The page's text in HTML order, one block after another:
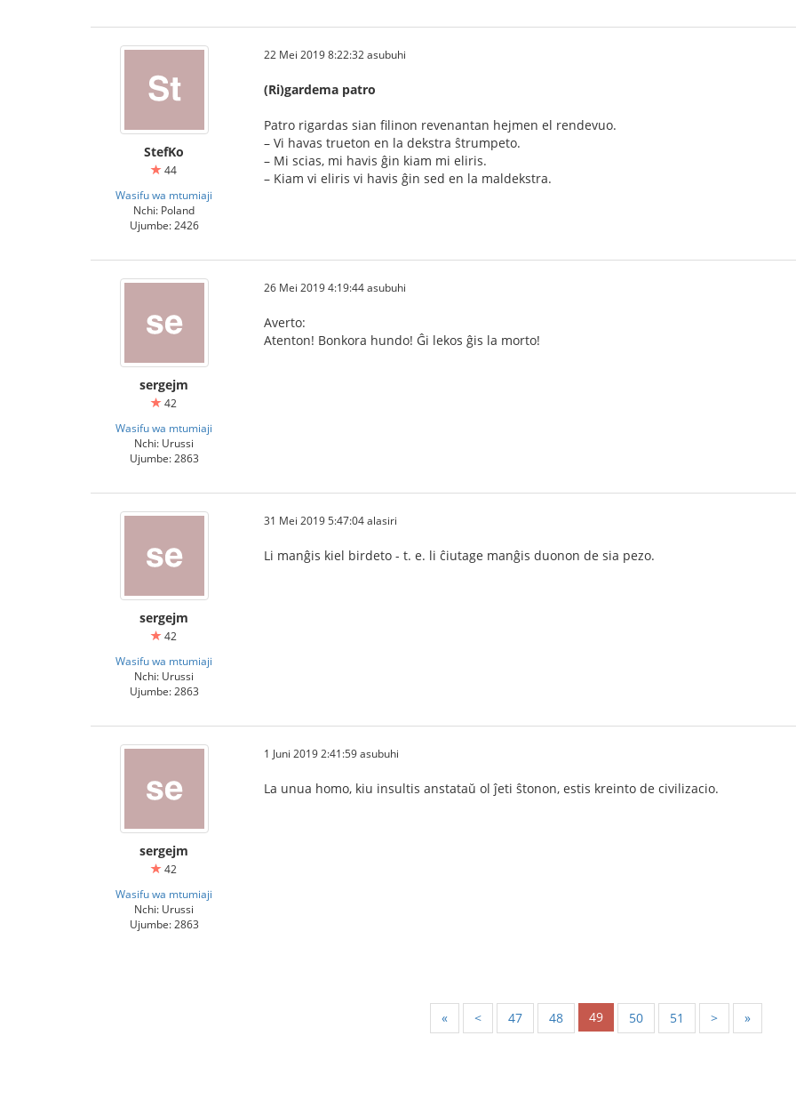
StefKo
44
Wasifu wa mtumiaji
Nchi: Poland
Ujumbe: 2426
22 Mei 2019 8:22:32 asubuhi
(Ri)gardema patro
Patro rigardas sian filinon revenantan hejmen el rendevuo.
– Vi havas trueton en la dekstra ŝtrumpeto.
– Mi scias, mi havis ĝin kiam mi eliris.
– Kiam vi eliris vi havis ĝin sed en la maldekstra.
sergejm
42
Wasifu wa mtumiaji
Nchi: Urussi
Ujumbe: 2863
26 Mei 2019 4:19:44 asubuhi
Averto:
Atenton! Bonkora hundo! Ĝi lekos ĝis la morto!
sergejm
42
Wasifu wa mtumiaji
Nchi: Urussi
Ujumbe: 2863
31 Mei 2019 5:47:04 alasiri
Li manĝis kiel birdeto - t. e. li ĉiutage manĝis duonon de sia pezo.
sergejm
42
Wasifu wa mtumiaji
Nchi: Urussi
Ujumbe: 2863
1 Juni 2019 2:41:59 asubuhi
La unua homo, kiu insultis anstataŭ ol ĵeti ŝtonon, estis kreinto de civilizacio.
« < 47 48 49 50 51 > »